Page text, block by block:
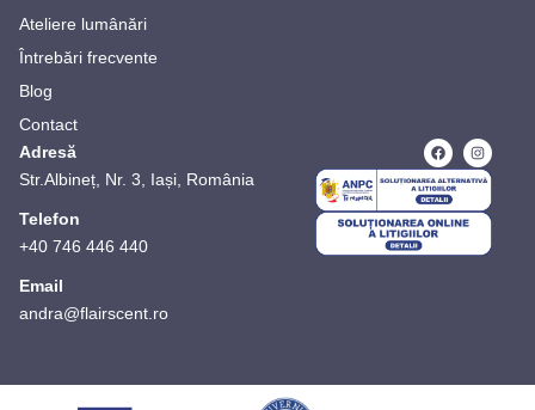
Ateliere lumânări
Întrebări frecvente
Blog
Contact
Adresă
Str.Albineț, Nr. 3, Iași, România
Telefon
+40 746 446 440
Email
andra@flairscent.ro